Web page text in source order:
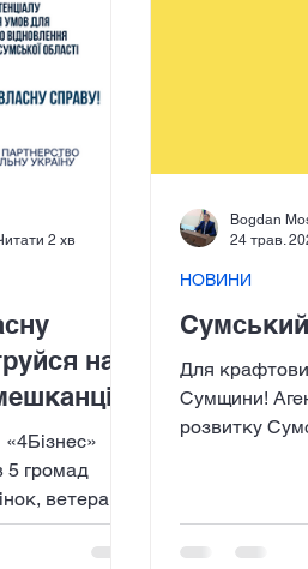
на
«4Бізнес»
5 громад
ветеранів
участь у 3-
2 хв
Для
Сумщини!
розвитку
НОВИНИ
Bogdan
24 трав.